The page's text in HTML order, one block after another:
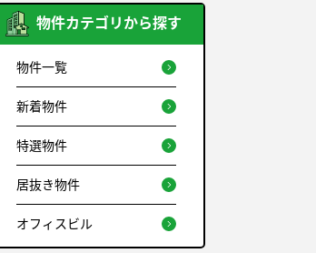
物件カテゴリから探す
物件一覧
新着物件
特選物件
居抜き物件
オフィスビル